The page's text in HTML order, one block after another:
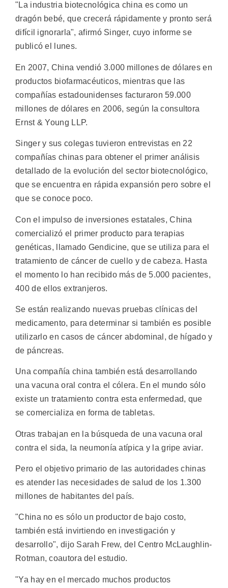
"La industria biotecnológica china es como un
dragón bebé, que crecerá rápidamente y pronto será
difícil ignorarla", afirmó Singer, cuyo informe se
publicó el lunes.
En 2007, China vendió 3.000 millones de dólares en
productos biofarmacéuticos, mientras que las
compañías estadounidenses facturaron 59.000
millones de dólares en 2006, según la consultora
Ernst & Young LLP.
Singer y sus colegas tuvieron entrevistas en 22
compañías chinas para obtener el primer análisis
detallado de la evolución del sector biotecnológico,
que se encuentra en rápida expansión pero sobre el
que se conoce poco.
Con el impulso de inversiones estatales, China
comercializó el primer producto para terapias
genéticas, llamado Gendicine, que se utiliza para el
tratamiento de cáncer de cuello y de cabeza. Hasta
el momento lo han recibido más de 5.000 pacientes,
400 de ellos extranjeros.
Se están realizando nuevas pruebas clínicas del
medicamento, para determinar si también es posible
utilizarlo en casos de cáncer abdominal, de hígado y
de páncreas.
Una compañía china también está desarrollando
una vacuna oral contra el cólera. En el mundo sólo
existe un tratamiento contra esta enfermedad, que
se comercializa en forma de tabletas.
Otras trabajan en la búsqueda de una vacuna oral
contra el sida, la neumonía atípica y la gripe aviar.
Pero el objetivo primario de las autoridades chinas
es atender las necesidades de salud de los 1.300
millones de habitantes del país.
"China no es sólo un productor de bajo costo,
también está invirtiendo en investigación y
desarrollo", dijo Sarah Frew, del Centro McLaughlin-
Rotman, coautora del estudio.
"Ya hay en el mercado muchos productos